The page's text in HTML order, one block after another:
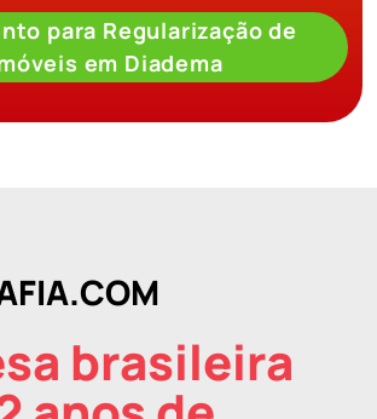
para Regularização de
em Diadema
brasileira